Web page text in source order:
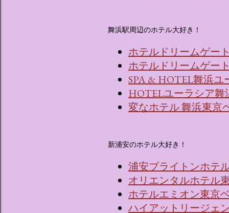
舞浜駅周辺のホテル大好き！
ホテルドリームゲー
ホテルドリームゲー
SPA & HOTEL舞浜ユ
HOTELユーラシア舞
変なホテル 舞浜東京
新浦安のホテル大好き！
浦安ブライトンホテ
オリエンタルホテル
ホテルエミオン東京
ハイアットリージェ